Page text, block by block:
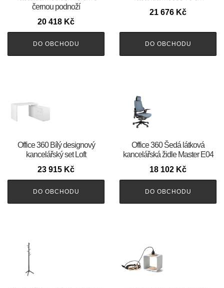
černou podnoží
20 418 Kč
DO OBCHODU
21 676 Kč
DO OBCHODU
Office 360 Bílý designový
kancelářský set Loft
23 915 Kč
DO OBCHODU
Office 360 Šedá látková
kancelářská židle Master E04
18 102 Kč
DO OBCHODU